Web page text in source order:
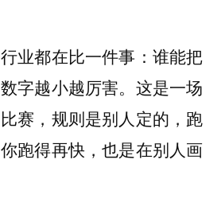
业都在比一件事：谁能把
字越小越厉害。这是一场
赛，规则是别人定的，跑
跑得再快，也是在别人画